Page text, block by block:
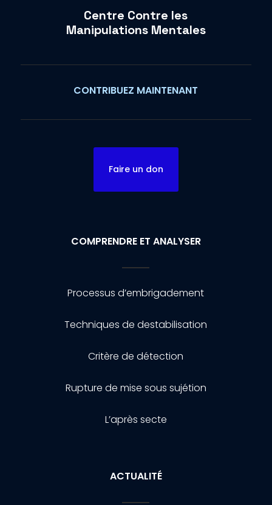
Centre Contre les
Manipulations Mentales
CONTRIBUEZ MAINTENANT
Faire un don
COMPRENDRE ET ANALYSER
Processus d’embrigadement
Techniques de destabilisation
Critère de détection
Rupture de mise sous sujétion
L’après secte
ACTUALITÉ